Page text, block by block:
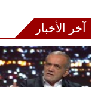
آخر الأخبار